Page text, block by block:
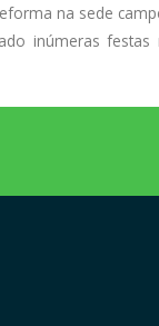
na sede
inúmeras